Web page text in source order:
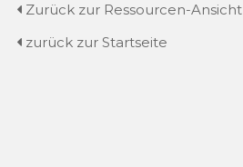
Zurück zur Ressourcen-Ansicht
zurück zur Startseite